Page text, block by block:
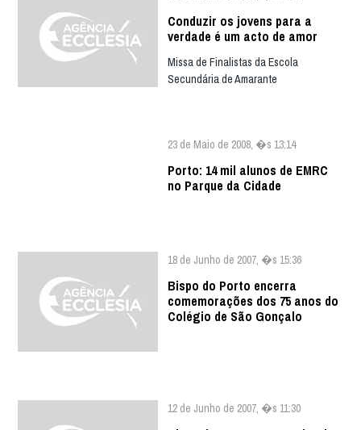
Conduzir os jovens para a
verdade é um acto de amor
Missa de Finalistas da Escola
Secundária de Amarante
23 de Maio de 2008, �s 13:14
Porto: 14 mil alunos de EMRC
no Parque da Cidade
18 de Junho de 2007, �s 15:36
Bispo do Porto encerra
comemorações dos 75 anos do
Colégio de São Gonçalo
12 de Junho de 2007, �s 11:30